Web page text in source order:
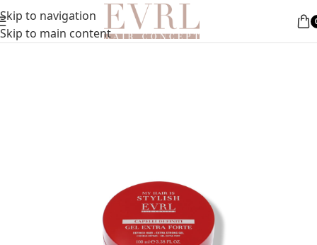
Skip to navigation
Skip to main content
Nemokamas pristatymas nuo 50 Eur
»Plaukų formavimas»Plaukų formavimo gelis (stiprus)